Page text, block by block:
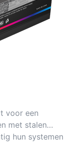
voor een
met stalen
hun systemen